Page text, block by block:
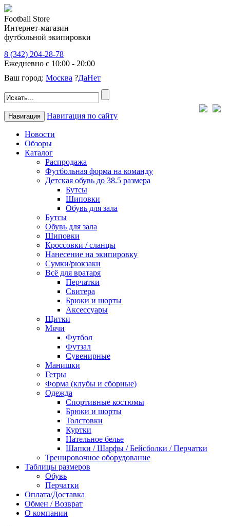
Football Store
Интернет-магазин
футбольной экипировки
8 (342) 204-28-78
Ежедневно с 10:00 - 20:00
Ваш город: Москва ?ДаНет
Навигация Навигация по сайту
Новости
Обзоры
Каталог
Распродажа
Футбольная форма на команду
Детская обувь до 38.5 размера
Бутсы
Шиповки
Обувь для зала
Бутсы
Обувь для зала
Шиповки
Кроссовки / сланцы
Нанесение на экипировку
Сумки/рюкзаки
Всё для вратаря
Перчатки
Cвитера
Брюки и шорты
Аксессуары
Щитки
Мячи
Футбол
Футзал
Сувенирные
Манишки
Гетры
Форма (клубы и сборные)
Одежда
Спортивные костюмы
Брюки и шорты
Толстовки
Куртки
Нательное белье
Шапки / Шарфы / Бейсболки / Перчатки
Тренировочное оборудование
Таблицы размеров
Обувь
Перчатки
Оплата/Доставка
Обмен / Возврат
О компании